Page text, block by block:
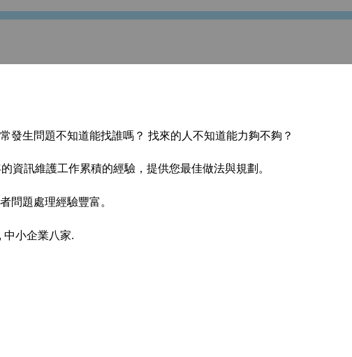
發生問題不知道能找誰嗎？ 找來的人不知道能力夠不夠？
資訊維護工作累積的經驗，提供您最佳做法與規劃。
者問題處理經驗豐富 。
中小企業八家.